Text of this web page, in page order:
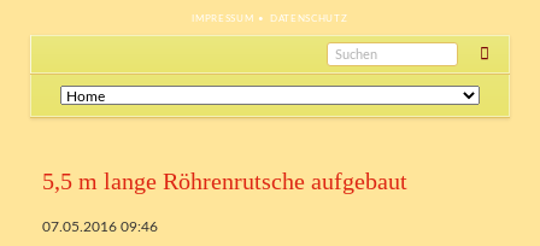
NAVIGATION
IMPRESSUM DATENSCHUTZ
Navigation
überspringen
5,5 m lange Röhrenrutsche aufgebaut
07.05.2016 09:46